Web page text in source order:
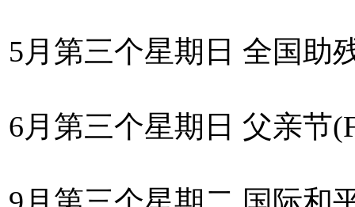
5月第三个星期日 全国助
6月第三个星期日 父亲节